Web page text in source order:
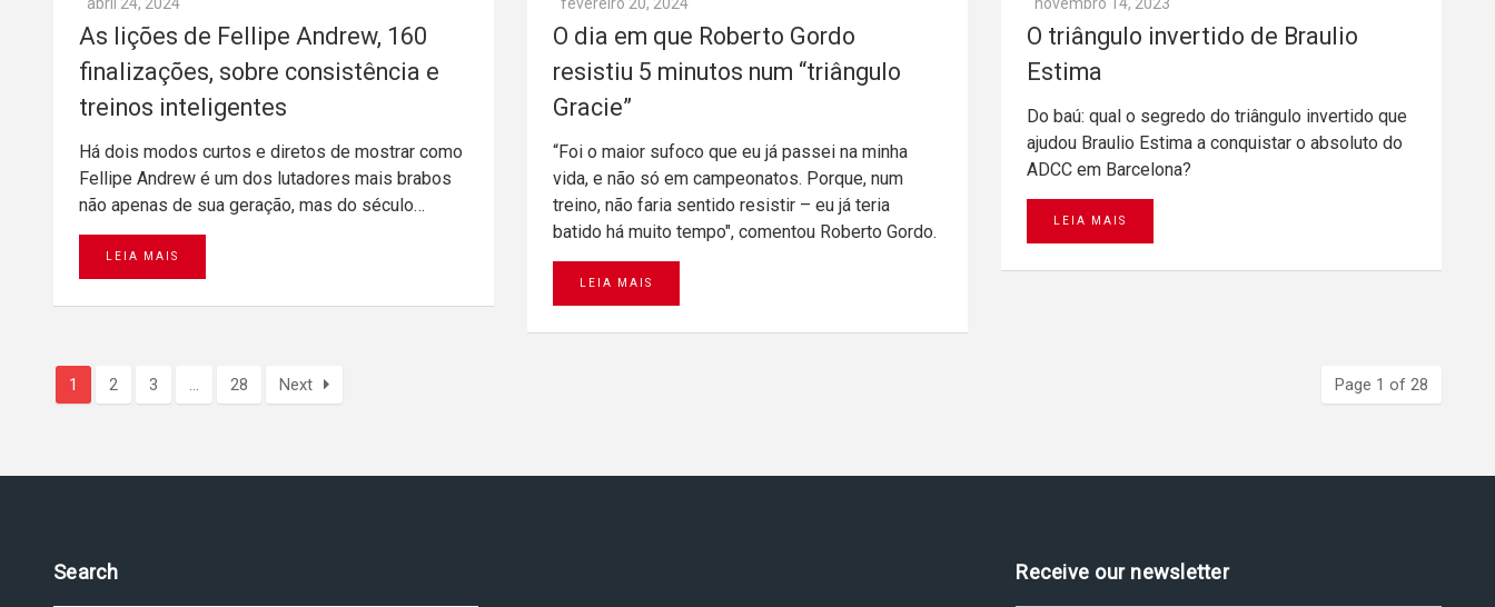
abril 24, 2024
As lições de Fellipe Andrew, 160
finalizações, sobre consistência e
treinos inteligentes
Há dois modos curtos e diretos de mostrar como
Fellipe Andrew é um dos lutadores mais brabos
não apenas de sua geração, mas do século…
LEIA MAIS
fevereiro 20, 2024
O dia em que Roberto Gordo
resistiu 5 minutos num “triângulo
Gracie”
“Foi o maior sufoco que eu já passei na minha
vida, e não só em campeonatos. Porque, num
treino, não faria sentido resistir – eu já teria
batido há muito tempo", comentou Roberto Gordo.
LEIA MAIS
novembro 14, 2023
O triângulo invertido de Braulio
Estima
Do baú: qual o segredo do triângulo invertido que
ajudou Braulio Estima a conquistar o absoluto do
ADCC em Barcelona?
LEIA MAIS
1 2 3 … 28 Next Page 1 of 28
Pesquise no site Assine nossa newsletter